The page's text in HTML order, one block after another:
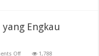
Engkau
Offon
1,788